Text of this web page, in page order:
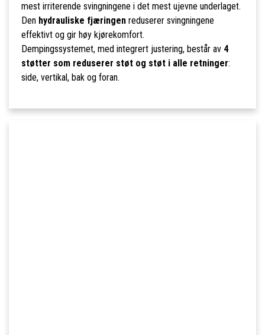
mest irriterende svingningene i det mest ujevne underlaget.
Den hydrauliske fjæringenreduserer svingningene
effektivt og gir høy kjørekomfort.
Dempingssystemet, med integrert justering, består av 4
støtter som reduserer støt og støt i alle retninger:
side, vertikal, bak og foran.